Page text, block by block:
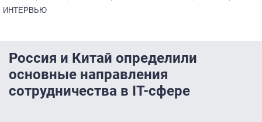
ИНТЕРВЬЮ
Россия и Китай определили
основные направления
сотрудничества в IT-сфере